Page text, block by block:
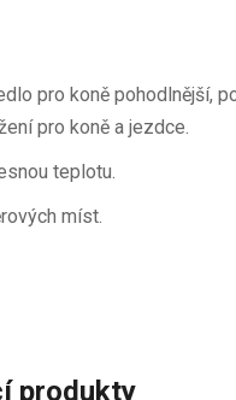
pro koně pohodlnější,
pro koně a jezdce.
teplotu.
míst.
produkty